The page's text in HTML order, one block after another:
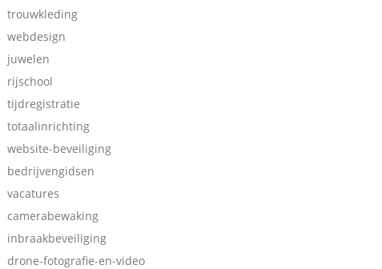
trouwkleding
webdesign
juwelen
rijschool
tijdregistratie
totaalinrichting
website-beveiliging
bedrijvengidsen
vacatures
camerabewaking
inbraakbeveiliging
drone-fotografie-en-video